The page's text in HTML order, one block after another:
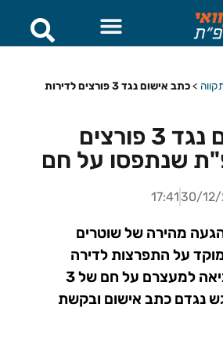
>
כתב אישום נגד 3 פורצים לדירות
כתב אישום נגד 3 פורצים
שנתפסו על חם
30/12/
17:41
מהירה של שוטרים
על התפרצות לדירה
בפתח תקוה, הביאה למעצרם על חם של 3
נגדם כתב אישום ובקשת